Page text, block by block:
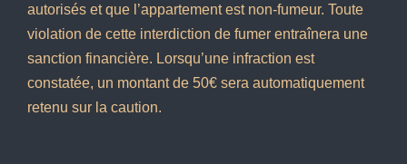
autorisés et que l’appartement est non-fumeur. Toute
violation de cette interdiction de fumer entraînera une
sanction financière. Lorsqu’une infraction est
constatée, un montant de 50€ sera automatiquement
retenu sur la caution.